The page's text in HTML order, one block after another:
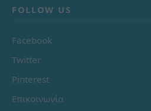
FOLLOW US
Facebook
Twitter
Pinterest
Επικοινωνία